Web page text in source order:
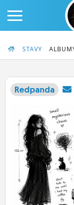
PRIHLÁS
ČINŽIAK
STAVY
Redpanda